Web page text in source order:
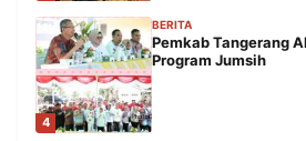
4
BERITA
Pemkab Tangerang
Program Jumsih